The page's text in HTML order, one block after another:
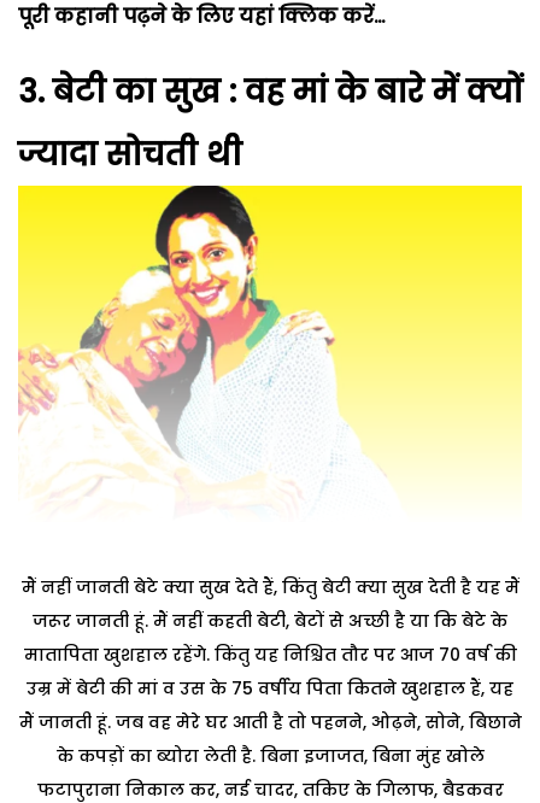
पूरी कहानी पढ़ने के लिए यहां क्लिक करें…
3.बेटी का सुख : वह मां के बारे में क्यों
ज्यादा सोचती थी
मैं नहीं जानती बेटे क्या सुख देते हैं, किंतु बेटी क्या सुख देती है यह मैं
जरूर जानती हूं. मैं नहीं कहती बेटी, बेटों से अच्छी है या कि बेटे के
मातापिता खुशहाल रहेंगे. किंतु यह निश्चित तौर पर आज 70 वर्ष की
उम्र में बेटी की मां व उस के 75 वर्षीय पिता कितने खुशहाल हैं, यह
मैं जानती हूं. जब वह मेरे घर आती है तो पहनने, ओढ़ने, सोने, बिछाने
के कपड़ों का ब्योरा लेती है. बिना इजाजत, बिना मुंह खोले
फटापुराना निकाल कर, नई चादर, तकिए के गिलाफ, बैडकवर